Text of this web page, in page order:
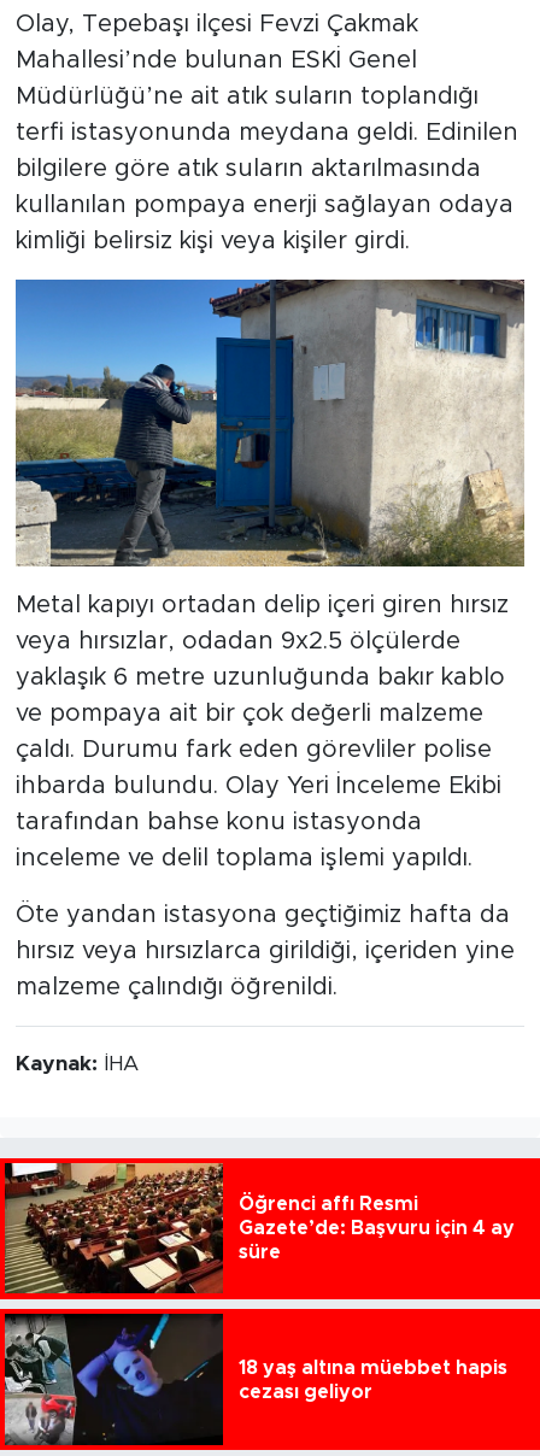
Olay, Tepebaşı ilçesi Fevzi Çakmak
Mahallesi’nde bulunan ESKİ Genel
Müdürlüğü’ne ait atık suların toplandığı
terfi istasyonunda meydana geldi. Edinilen
bilgilere göre atık suların aktarılmasında
kullanılan pompaya enerji sağlayan odaya
kimliği belirsiz kişi veya kişiler girdi.
Metal kapıyı ortadan delip içeri giren hırsız
veya hırsızlar, odadan 9x2.5 ölçülerde
yaklaşık 6 metre uzunluğunda bakır kablo
ve pompaya ait bir çok değerli malzeme
çaldı. Durumu fark eden görevliler polise
ihbarda bulundu. Olay Yeri İnceleme Ekibi
tarafından bahse konu istasyonda
inceleme ve delil toplama işlemi yapıldı.
Öte yandan istasyona geçtiğimiz hafta da
hırsız veya hırsızlarca girildiği, içeriden yine
malzeme çalındığı öğrenildi.
Kaynak: İHA
Öğrenci affı Resmi
Gazete’de: Başvuru için 4 ay
süre
18 yaş altına müebbet hapis
cezası geliyor